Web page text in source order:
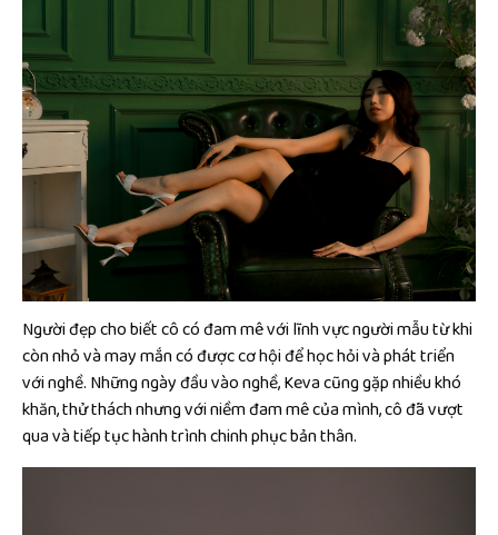
Người đẹp cho biết cô có đam mê với lĩnh vực người mẫu từ khi
còn nhỏ và may mắn có được cơ hội để học hỏi và phát triển
với nghề. Những ngày đầu vào nghề, Keva cũng gặp nhiều khó
khăn, thử thách nhưng với niềm đam mê của mình, cô đã vượt
qua và tiếp tục hành trình chinh phục bản thân.